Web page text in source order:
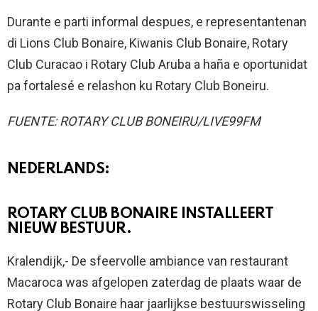
Durante e parti informal despues, e representantenan
di Lions Club Bonaire, Kiwanis Club Bonaire, Rotary
Club Curacao i Rotary Club Aruba a haña e oportunidat
pa fortalesé e relashon ku Rotary Club Boneiru.
FUENTE: ROTARY CLUB BONEIRU/LIVE99FM
NEDERLANDS:
ROTARY CLUB BONAIRE INSTALLEERT
NIEUW BESTUUR.
Kralendijk,- De sfeervolle ambiance van restaurant
Macaroca was afgelopen zaterdag de plaats waar de
Rotary Club Bonaire haar jaarlijkse bestuurswisseling